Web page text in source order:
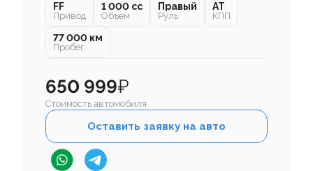
FF
Привод
1 000 cc
Объем
Правый
Руль
AT
КПП
77 000 км
Пробег
650 999₽
Стоимость автомобиля
Оставить заявку на авто